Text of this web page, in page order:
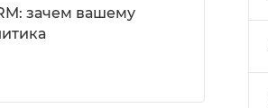
зачем вашему